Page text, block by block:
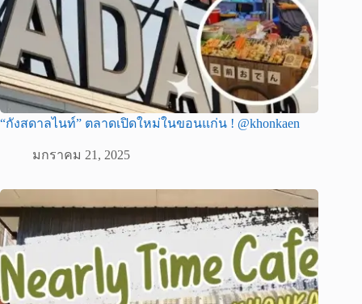
“กังสดาลไนท์” ตลาดเปิดใหม่ในขอนแก่น ! @khonkaen
มกราคม 21, 2025